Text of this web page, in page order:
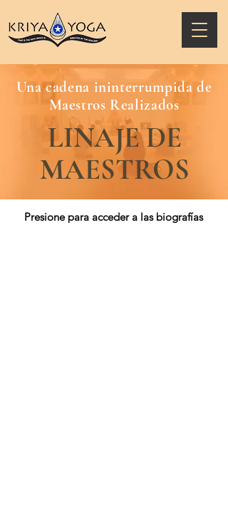
Una cadena ininterrumpida de
Maestros Realizados
LINAJE DE
MAESTROS
Presione para acceder a las biografías